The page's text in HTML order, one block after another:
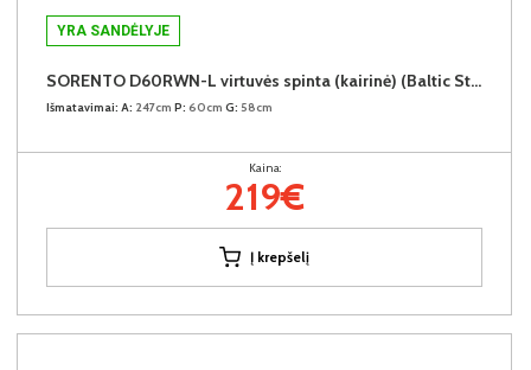
YRA SANDĖLYJE
SORENTO D60RWN-L virtuvės spinta (kairinė) (Baltic Storm/Baltic Storm)
Išmatavimai: A: 247cm P: 60cm G: 58cm
Kaina:
219€
Į krepšelį